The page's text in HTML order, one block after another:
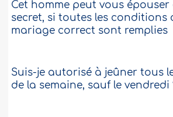
Cet homme peut vous épouser
secret, si toutes les conditions
mariage correct sont remplies
Suis-je autorisé à jeûner tous
de la semaine, sauf le vendredi